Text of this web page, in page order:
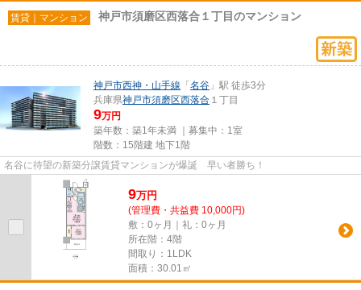
賃貸｜マンション 神戸市須磨区西落合１丁目のマンション
神戸市西神・山手線 「 名谷 」駅 徒歩3分
兵庫県神戸市須磨区西落合 １丁目
9万円
築年数：築1年未満 ｜募集中： 1室
階数：15階建 地下1階
名谷に待望の新築分譲賃貸マンションが爆誕 早い者勝ち！
9万円
(管理費・共益費 10,000円)
敷：0ヶ月｜礼：0ヶ月
所在階：4階
間取り：1LDK
面積：30.01㎡